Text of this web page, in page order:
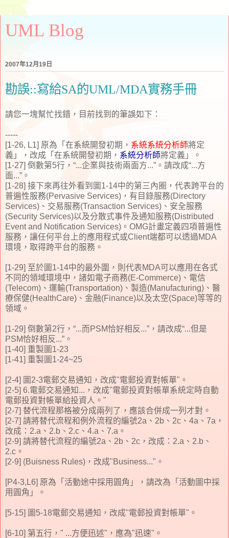
UML Blog
2007年12月19日
勘誤::寫給SA的UML/MDA實務手冊
請您一塊幫忙找錯，目前找到的筆誤如下：
-----
[1-26, L1] 原為「在系統開發初期， 系統系統分析師將定
義」，改成「在系統開發初期， 系統分析師將定義」。
[1-27] 倒數第5行，“...企業與技術兩面方...”。請改成“...方
面...”。
[1-28] 接下來再往外看到圖1-14中的第三內圈，代表跨平台的
普遍性服務(Pervasive Services)，有目錄服務(Directory
Services)、交易服務(Transaction Services)、安全服務
(Security Services)以及分散式事件及通知服務(Distributed
Event and Notification Services)。OMG計畫定義四項普遍性
服務，讓任何平台上的應用程式或Client端都可以透過MDA
環境，取得跨平台的服務。
[1-29] 至於圖1-14中的最外圍，則代表MDA可以應用在各式
不同的領域環境中，諸如電子商務(E-Commerce)、電信
(Telecom)、運輸(Transportation)、製造(Manufacturing)、醫
療保健(HealthCare)、金融(Finance)以及太空(Space)等等的
領域。
[1-29] 倒數第2行，“...而PSM恰好相反...”，請改成“...但是
PSM恰好相反...”。
[1-40] 重製圖1-23
[1-41] 重製圖1-24~25
[2-4] 圖2-3電郵交易通知，改成"電郵投資對帳單"。
[2-5] 6.電郵交易通知...，改成"電郵投資對帳單系統定時自動
電郵投資對帳單給投資人。"
[2-7] 替代流程那格被分成兩列了，應該合併成一列才對。
[2-7] 請將替代流程和例外流程的編號2a、2b、2c、4a、7a，
改成：2.a、2.b、2.c、4.a、7.a。
[2-9] 請將替代流程的編號2a、2b、2c，改成：2.a、2.b、
2.c。
[2-9] (Buisness Rules)，改成"Business..."。
[P4-3,L6] 原為「活動途中採用圓角」，請改為「活動 圖 中採
用圓角」。
[5-15] 圖5-18電郵交易通知，改成"電郵投資對帳單"。
[6-10] 第五行，" ...方便迅述"，應為"迅速"。